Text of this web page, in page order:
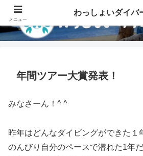
年間ツアー大賞発表！
みなさーん！^ ^
昨年はどんなダイビングができた１
のんびり自分のペースで潜れた1年
メニュー
わっしょいダイバ